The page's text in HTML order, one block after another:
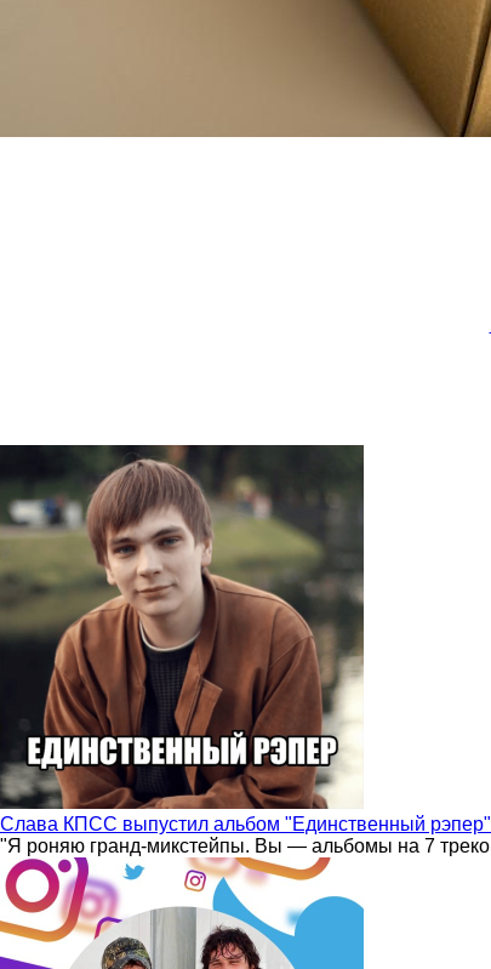
Слава КПСС выпустил альбом "Единственный рэпер"
"Я роняю гранд-микстейпы. Вы — альбомы на 7